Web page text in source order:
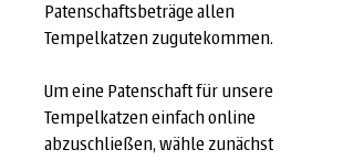
Patenschaftsbeträge allen
Tempelkatzen zugutekommen.
Um eine Patenschaft für unsere
Tempelkatzen einfach online
abzuschließen, wähle zunächst